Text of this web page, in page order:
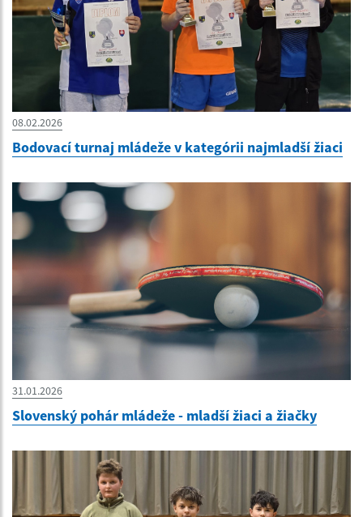
08.02.2026
Bodovací turnaj mládeže v kategórii najmladší žiaci
31.01.2026
Slovenský pohár mládeže - mladší žiaci a žiačky